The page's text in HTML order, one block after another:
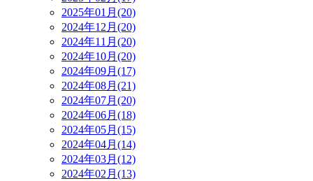
2025年01月(20)
2024年12月(20)
2024年11月(20)
2024年10月(20)
2024年09月(17)
2024年08月(21)
2024年07月(20)
2024年06月(18)
2024年05月(15)
2024年04月(14)
2024年03月(12)
2024年02月(13)